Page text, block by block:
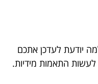
יודעת לעדכן אתכם
התאמות מידיות.